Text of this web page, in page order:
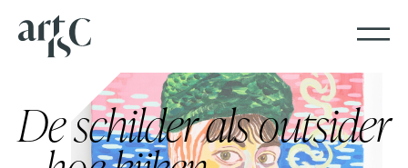
De schilder als outsider